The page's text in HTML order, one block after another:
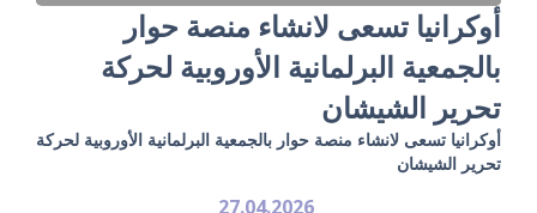
أوكرانيا تسعى لانشاء منصة حوار
بالجمعية البرلمانية الأوروبية لحركة
تحرير الشيشان
أوكرانيا تسعى لانشاء منصة حوار بالجمعية البرلمانية الأوروبية لحركة
تحرير الشيشان
27.04.2026